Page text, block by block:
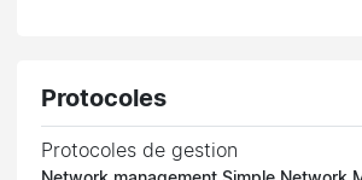
Protocoles
Protocoles de gestion